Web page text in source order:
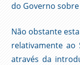
do Governo
Não obstante
relativamente ao
através da